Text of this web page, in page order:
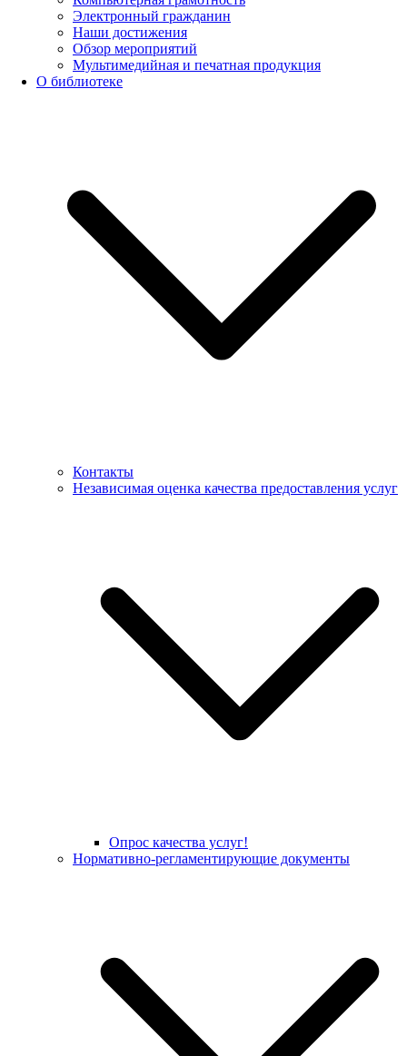
Электронный гражданин
Наши достижения
Обзор мероприятий
Мультимедийная и печатная продукция
О библиотеке
Контакты
Независимая оценка качества предоставления услуг
Опрос качества услуг!
Нормативно-регламентирующие документы